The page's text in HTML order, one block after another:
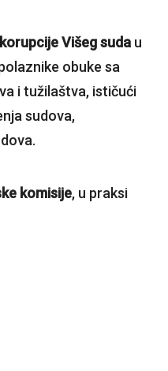
Višeg suda u
obuke sa
i tužilaštva, ističući
sudova,
komisije, u praksi